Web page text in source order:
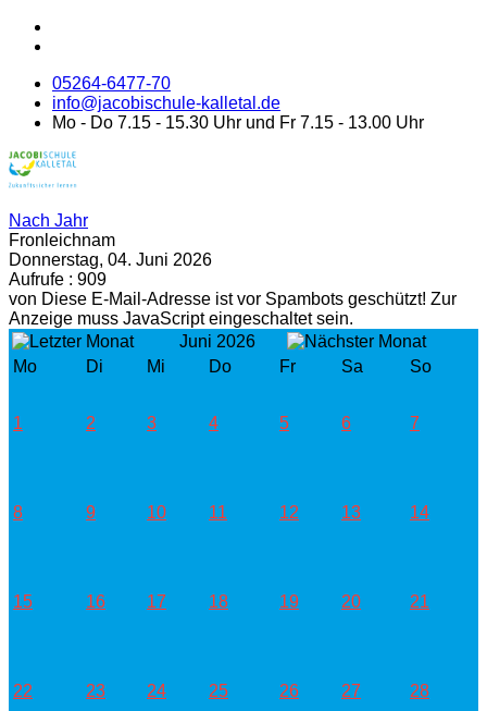
05264-6477-70
info@jacobischule-kalletal.de
Mo - Do 7.15 - 15.30 Uhr und Fr 7.15 - 13.00 Uhr
Nach Jahr
Fronleichnam
Donnerstag, 04. Juni 2026
Aufrufe : 909
von Diese E-Mail-Adresse ist vor Spambots geschützt! Zur
Anzeige muss JavaScript eingeschaltet sein.
Juni 2026
Mo
Di Mi Do Fr Sa So
1 2 3 4 5 6 7
8 9 10 11 12 13 14
15 16 17 18 19 20 21
22 23 24 25 26 27 28